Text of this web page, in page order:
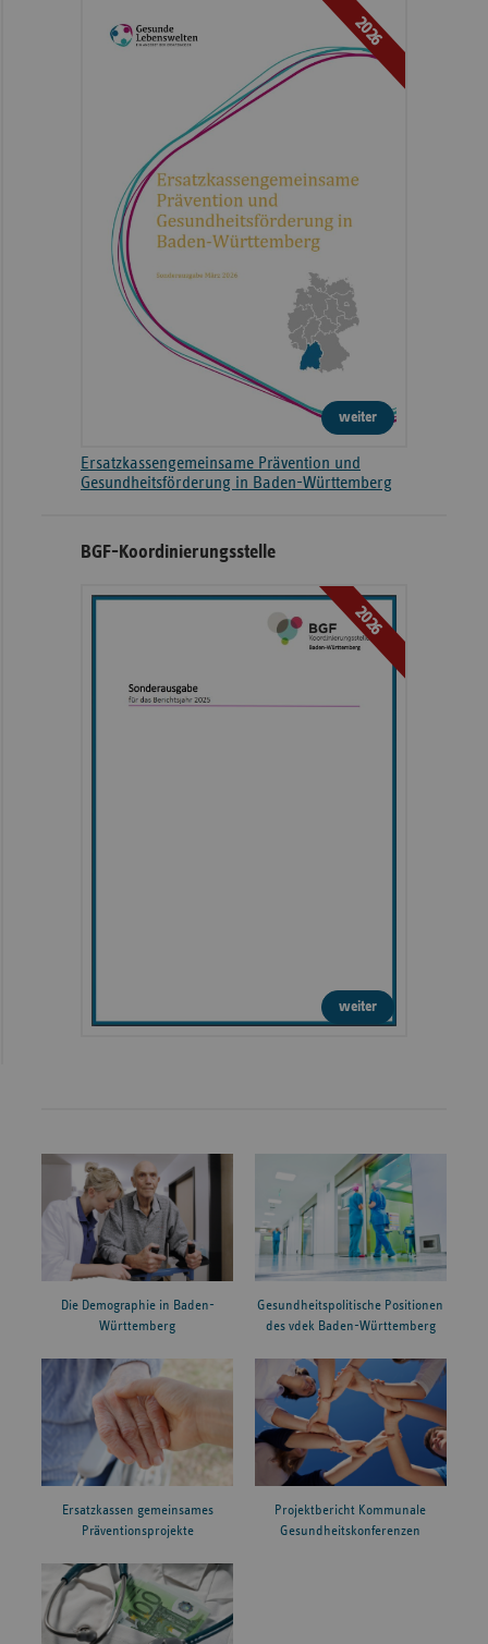
2026
weiter
Ersatzkassengemeinsame Prävention und
Gesundheitsförderung in Baden-Württemberg
BGF-Koordinierungsstelle
2026
weiter
Die Demographie in Baden-
Württemberg
Gesundheitspolitische Positionen
des vdek Baden-Württemberg
Ersatzkassen gemeinsames
Präventionsprojekte
Projektbericht Kommunale
Gesundheitskonferenzen